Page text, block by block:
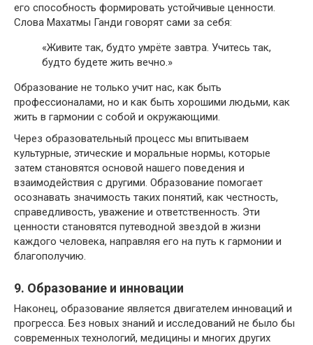
его способность формировать устойчивые ценности.
Слова Махатмы Ганди говорят сами за себя:
«Живите так, будто умрёте завтра. Учитесь так,
будто будете жить вечно.»
Образование не только учит нас, как быть
профессионалами, но и как быть хорошими людьми, как
жить в гармонии с собой и окружающими.
Через образовательный процесс мы впитываем
культурные, этические и моральные нормы, которые
затем становятся основой нашего поведения и
взаимодействия с другими. Образование помогает
осознавать значимость таких понятий, как честность,
справедливость, уважение и ответственность. Эти
ценности становятся путеводной звездой в жизни
каждого человека, направляя его на путь к гармонии и
благополучию.
9. Образование и инновации
Наконец, образование является двигателем инноваций и
прогресса. Без новых знаний и исследований не было бы
современных технологий, медицины и многих других